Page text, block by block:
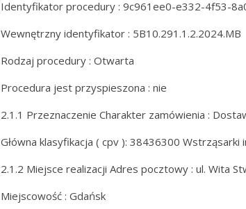
Identyfikator procedury : 9c961ee0-e332-4f53-
Wewnętrzny identyfikator : 5B10.291.1.2.2024.MB
Rodzaj procedury : Otwarta
Procedura jest przyspieszona : nie
2.1.1 Przeznaczenie Charakter zamówienia :
Główna klasyfikacja ( cpv ): 38436300 Wstrząsarki
2.1.2 Miejsce realizacji Adres pocztowy : ul. Wita
Miejscowość : Gdańsk